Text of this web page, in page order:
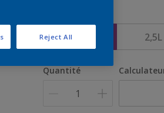
2,5L
Quantité
Reject All